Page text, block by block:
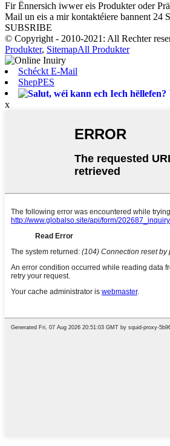
Fir Ënnersich iwwer eis Produkter oder
Mail un eis a mir kontaktéiere bannent 24
SUBSRIBE
© Copyright - 2010-2021: All Rechter
Produkter, SitemapAll Produkter
Schéckt E-Mail
ShepPES
x